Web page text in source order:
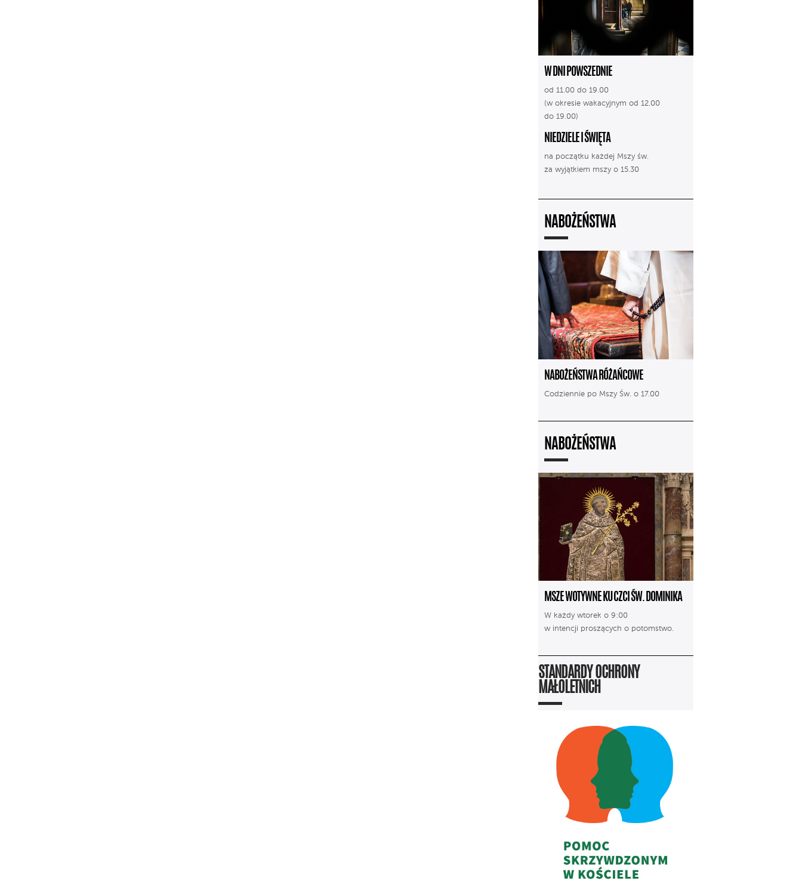
W DNI POWSZEDNIE
od 11.00 do 19.00
(w okresie wakacyjnym od 12.00
do 19.00)
NIEDZIELE I ŚWIĘTA
na początku każdej Mszy św.
za wyjątkiem mszy o 15.30
NABOŻEŃSTWA
NABOŻEŃSTWA RÓŻAŃCOWE
Codziennie po Mszy Św. o 17.00
NABOŻEŃSTWA
MSZE WOTYWNE KU CZCI ŚW. DOMINIKA
W każdy wtorek o 9:00
w intencji proszących o potomstwo.
STANDARDY OCHRONY
MAŁOLETNICH